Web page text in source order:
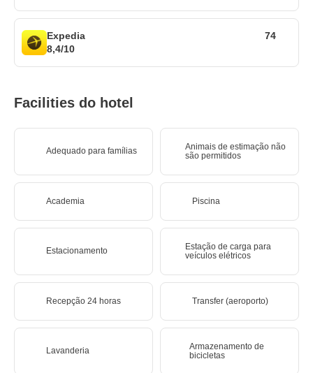
Expedia
8,4/10
74
Facilities do hotel
Adequado para famílias
Animais de estimação não
são permitidos
Academia Piscina
Estacionamento
Estação de carga para
veículos elétricos
Recepção 24 horas Transfer (aeroporto)
Lavanderia
Armazenamento de
bicicletas